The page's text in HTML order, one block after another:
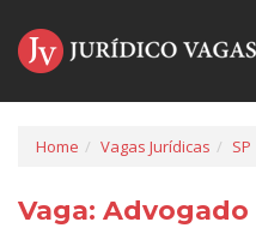
Home Vagas Jurídicas SP
Vaga: